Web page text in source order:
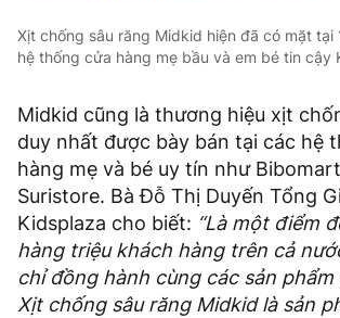
Xịt chống sâu răng Midkid hiện đã có mặt tại
hệ thống cửa hàng mẹ bầu và em bé tin cậy
Midkid cũng là thương hiệu xịt
duy nhất được bày bán tại các hệ
hàng mẹ và bé uy tín như
Suristore. Bà Đỗ Thị Duyến Tổng
Kidsplaza cho biết: “Là một điểm
hàng triệu khách hàng trên cả
chỉ đồng hành cùng các sản
Xịt chống sâu răng Midkid là sản